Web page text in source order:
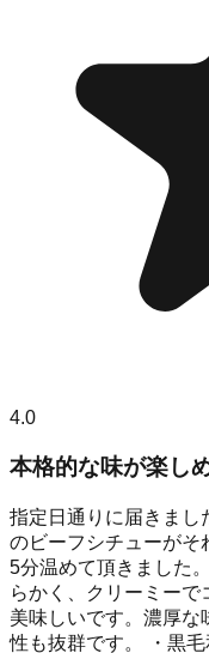
4.0
本格的な味が楽し
指定日通りに届きまし
のビーフシチューがそ
5分温めて頂きました
らかく、クリーミー
美味しいです。濃厚な
性も抜群です。 ・黒毛